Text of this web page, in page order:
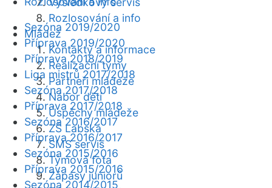
Rozlosování a info
Mládež
Kontakty a informace
Realizační týmy
Partneři mládeže
Nábor dětí
Úspěchy mládeže
ZŠ Labská
SMS servis
Týmová fota
Zápasy juniorů
Sezóna 2019/2020
Příprava 2019/2020
Příprava 2018/2019
Liga mistrů 2017/2018
Sezóna 2017/2018
Příprava 2017/2018
Sezóna 2016/2017
Příprava 2016/2017
Sezóna 2015/2016
Příprava 2015/2016
Sezóna 2014/2015